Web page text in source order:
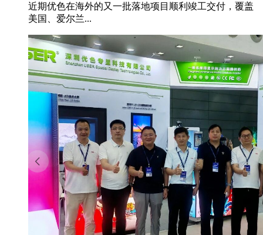
近期优色在海外的又一批落地项目顺利竣工交付，覆盖
美国、爱尔兰...